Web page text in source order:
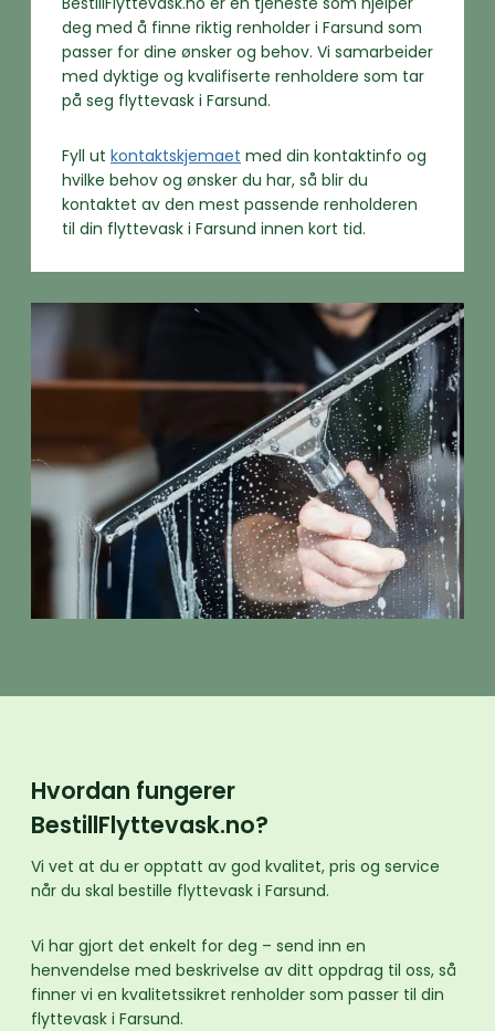
deg med å finne riktig renholder i Farsund som
passer for dine ønsker og behov. Vi samarbeider
med dyktige og kvalifiserte renholdere som tar
på seg flyttevask i Farsund.
Fyll ut kontaktskjemaet med din kontaktinfo og
hvilke behov og ønsker du har, så blir du
kontaktet av den mest passende renholderen
til din flyttevask i Farsund innen kort tid.
Hvordan fungerer
BestillFlyttevask.no?
Vi vet at du er opptatt av god kvalitet, pris og service
når du skal bestille flyttevask i Farsund.
Vi har gjort det enkelt for deg – send inn en
henvendelse med beskrivelse av ditt oppdrag til oss, så
finner vi en kvalitetssikret renholder som passer til din
flyttevask i Farsund.